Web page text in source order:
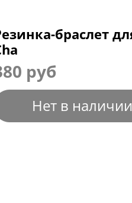
браслет
руб
Нет в наличии